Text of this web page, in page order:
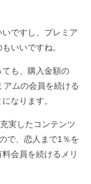
ですし、プレミア
いいですね。
も、購入金額の
ムの会員を続ける
なります。
実したコンテンツ
で、恋人まで1％を
会員を続けるメリ